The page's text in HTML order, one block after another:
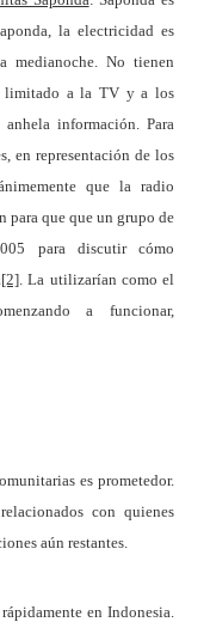
la electricidad es
medianoche. No tienen
limitado a la TV y a los
información. Para
en representación de los
que la radio
para que que un grupo de
para discutir cómo
[2]. La utilizarían como el
a funcionar,
es prometedor.
con quienes
aún restantes.
en Indonesia.